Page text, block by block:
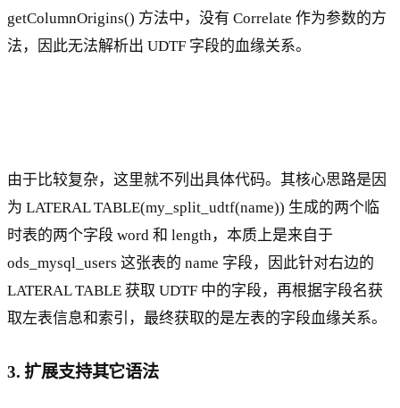
getColumnOrigins() 方法中，没有 Correlate 作为参数的方
法，因此无法解析出 UDTF 字段的血缘关系。
由于比较复杂，这里就不列出具体代码。其核心思路是因
为 LATERAL TABLE(my_split_udtf(name)) 生成的两个临
时表的两个字段 word 和 length，本质上是来自于
ods_mysql_users 这张表的 name 字段，因此针对右边的
LATERAL TABLE 获取 UDTF 中的字段，再根据字段名获
取左表信息和索引，最终获取的是左表的字段血缘关系。
3. 扩展支持其它语法